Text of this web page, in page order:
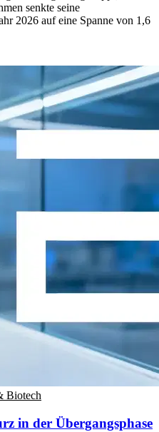
senkte seine
2026 auf eine Spanne von 1,6
Biotech
in der Übergangsphase